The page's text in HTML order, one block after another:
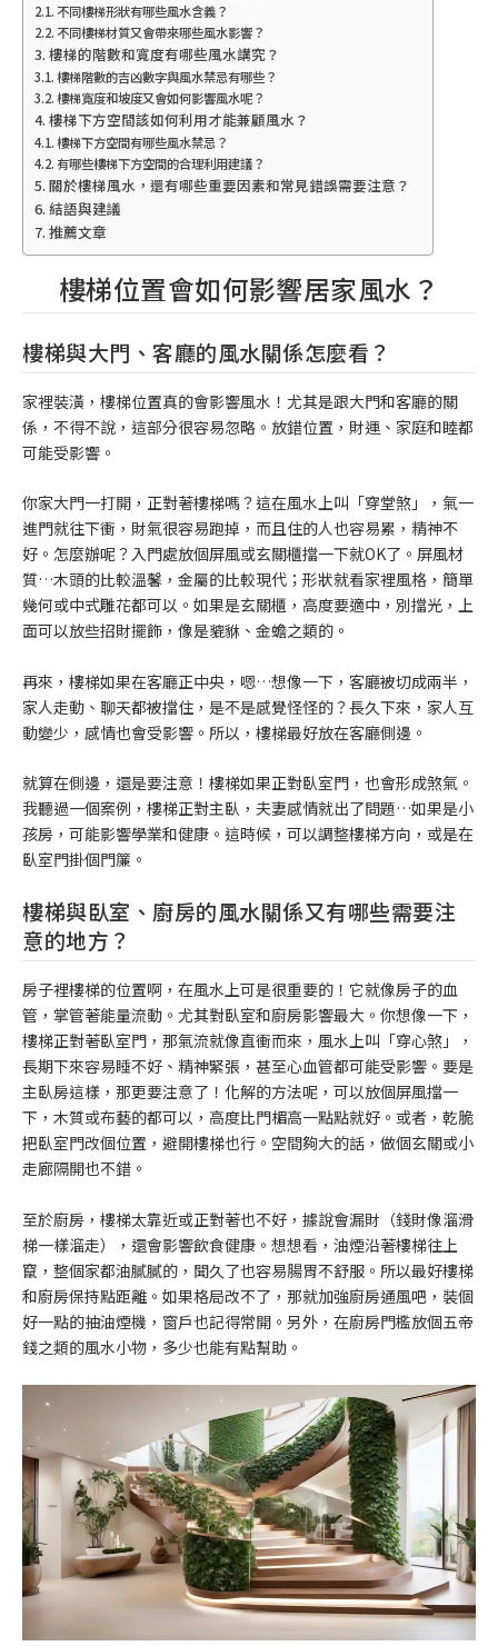
不同樓梯形狀有哪些風水含義？
不同樓梯材質又會帶來哪些風水影響？
樓梯的階數和寬度有哪些風水講究？
樓梯階數的吉凶數字與風水禁忌有哪些？
樓梯寬度和坡度又會如何影響風水呢？
樓梯下方空間該如何利用才能兼顧風水？
樓梯下方空間有哪些風水禁忌？
有哪些樓梯下方空間的合理利用建議？
關於樓梯風水，還有哪些重要因素和常見錯誤需要注意？
結語與建議
推薦文章
樓梯位置會如何影響居家風水？
樓梯與大門、客廳的風水關係怎麼看？
家裡裝潢，樓梯位置真的會影響風水！尤其是跟大門和客廳的關
係，不得不說，這部分很容易忽略。放錯位置，財運、家庭和睦都
可能受影響。
你家大門一打開，正對著樓梯嗎？這在風水上叫「穿堂煞」，氣一
進門就往下衝，財氣很容易跑掉，而且住的人也容易累，精神不
好。怎麼辦呢？入門處放個屏風或玄關櫃擋一下就OK了。屏風材
質…木頭的比較溫馨，金屬的比較現代；形狀就看家裡風格，簡單
幾何或中式雕花都可以。如果是玄關櫃，高度要適中，別擋光，上
面可以放些招財擺飾，像是貔貅、金蟾之類的。
再來，樓梯如果在客廳正中央，嗯…想像一下，客廳被切成兩半，
家人走動、聊天都被擋住，是不是感覺怪怪的？長久下來，家人互
動變少，感情也會受影響。所以，樓梯最好放在客廳側邊。
就算在側邊，還是要注意！樓梯如果正對臥室門，也會形成煞氣。
我聽過一個案例，樓梯正對主臥，夫妻感情就出了問題…如果是小
孩房，可能影響學業和健康。這時候，可以調整樓梯方向，或是在
臥室門掛個門簾。
樓梯與臥室、廚房的風水關係又有哪些需要注
意的地方？
房子裡樓梯的位置啊，在風水上可是很重要的！它就像房子的血
管，掌管著能量流動。尤其對臥室和廚房影響最大。你想像一下，
樓梯正對著臥室門，那氣流就像直衝而來，風水上叫「穿心煞」，
長期下來容易睡不好、精神緊張，甚至心血管都可能受影響。要是
主臥房這樣，那更要注意了！化解的方法呢，可以放個屏風擋一
下，木質或布藝的都可以，高度比門楣高一點點就好。或者，乾脆
把臥室門改個位置，避開樓梯也行。空間夠大的話，做個玄關或小
走廊隔開也不錯。
至於廚房，樓梯太靠近或正對著也不好，據說會漏財（錢財像溜滑
梯一樣溜走），還會影響飲食健康。想想看，油煙沿著樓梯往上
竄，整個家都油膩膩的，聞久了也容易腸胃不舒服。所以最好樓梯
和廚房保持點距離。如果格局改不了，那就加強廚房通風吧，裝個
好一點的抽油煙機，窗戶也記得常開。另外，在廚房門檻放個五帝
錢之類的風水小物，多少也能有點幫助。